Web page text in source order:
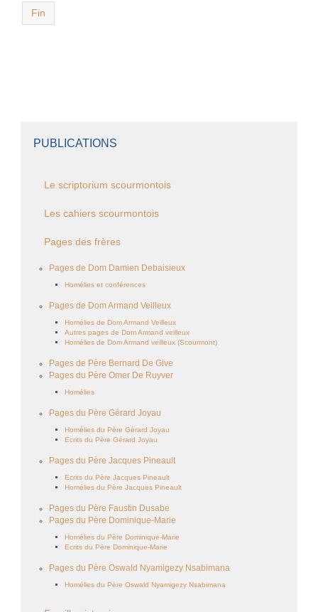
Fin
PUBLICATIONS
Le scriptorium scourmontois
Les cahiers scourmontois
Pages des frères
Pages de Dom Damien Debaisieux
Homélies et conférences
Pages de Dom Armand Veilleux
Homélies de Dom Armand Veilleux
Autres pages de Dom Armand veilleux
Homélies de Dom Armand veilleux (Scourmont)
Pages de Père Bernard De Give
Pages du Père Omer De Ruyver
Homélies
Pages du Père Gérard Joyau
Homélies du Père Gérard Joyau
Ecrits du Père Gérard Joyau
Pages du Père Jacques Pineault
Ecrits du Père Jacques Pineault
Homélies du Père Jacques Pineault
Pages du Père Faustin Dusabe
Pages du Père Dominique-Marie
Homélies du Père Dominique-Marie
Ecrits du Père Dominique-Marie
Pages du Père Oswald Nyamigezy Nsabimana
Homélies du Père Oswald Nyamigezy Nsabimana